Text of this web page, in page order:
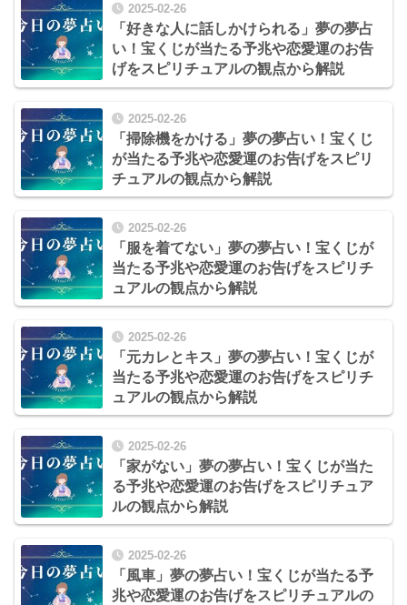
2025-02-26
「好きな人に話しかけられる」夢の夢占
い！宝くじが当たる予兆や恋愛運のお告
げをスピリチュアルの観点から解説
2025-02-26
「掃除機をかける」夢の夢占い！宝くじ
が当たる予兆や恋愛運のお告げをスピリ
チュアルの観点から解説
2025-02-26
「服を着てない」夢の夢占い！宝くじが
当たる予兆や恋愛運のお告げをスピリチ
ュアルの観点から解説
2025-02-26
「元カレとキス」夢の夢占い！宝くじが
当たる予兆や恋愛運のお告げをスピリチ
ュアルの観点から解説
2025-02-26
「家がない」夢の夢占い！宝くじが当た
る予兆や恋愛運のお告げをスピリチュア
ルの観点から解説
2025-02-26
「風車」夢の夢占い！宝くじが当たる予
兆や恋愛運のお告げをスピリチュアルの